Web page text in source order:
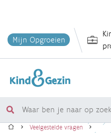
en
inhoud
Mijn Opgroeien
Waar
ben HomeVeelgestelde vragen